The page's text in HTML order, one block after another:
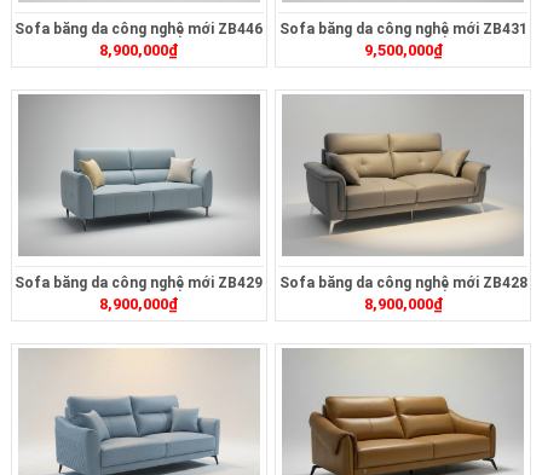
Sofa băng da công nghệ mới ZB446
8,900,000₫
Sofa băng da công nghệ mới ZB431
9,500,000₫
Sofa băng da công nghệ mới ZB429
8,900,000₫
Sofa băng da công nghệ mới ZB428
8,900,000₫